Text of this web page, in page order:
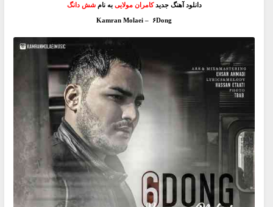
دانلود آهنگ جدیدکامران مولایی به نامشش دانگ
Kamran Molaei – ۶Dong